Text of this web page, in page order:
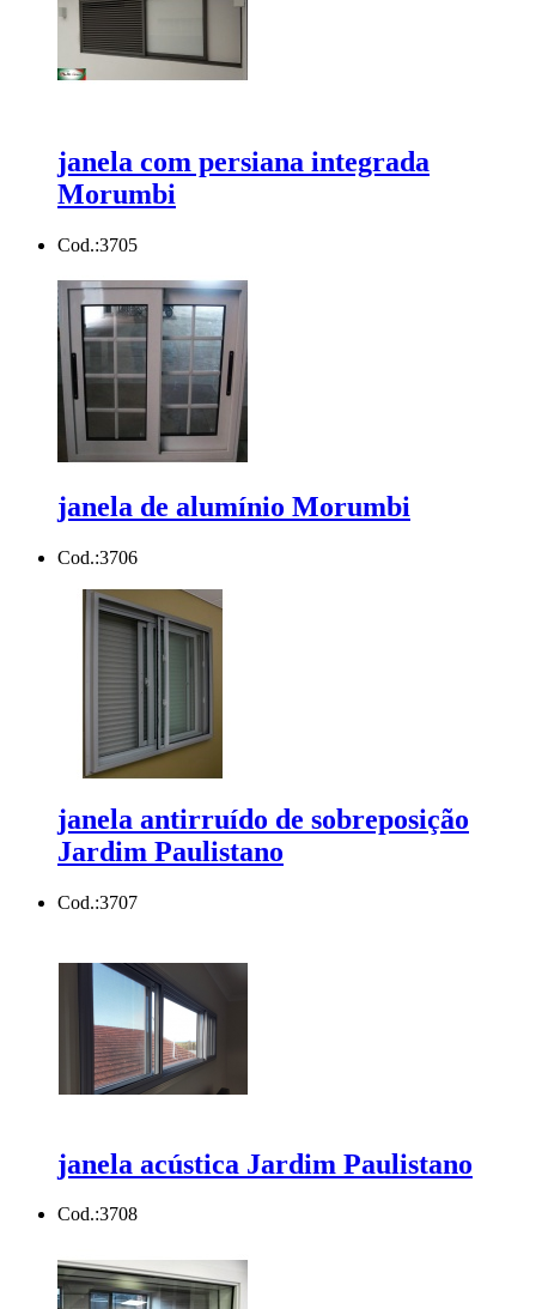
janela com persiana integrada
Morumbi
Cod.:3705
janela de alumínio Morumbi
Cod.:3706
janela antirruído de sobreposição
Jardim Paulistano
Cod.:3707
janela acústica Jardim Paulistano
Cod.:3708